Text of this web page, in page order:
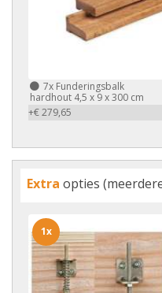
7x Funderingsbalk
hardhout 4,5 x 9 x 300 cm
+€ 279,65
Extra opties
1x